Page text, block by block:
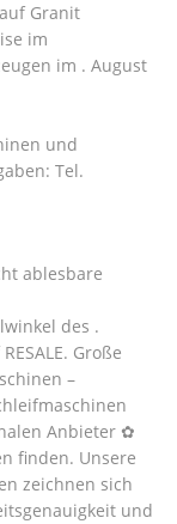
Granit
im
im . August
und
Tel.
ablesbare
des .
Große
–
Anbieter ✿
finden. Unsere
zeichnen sich
und